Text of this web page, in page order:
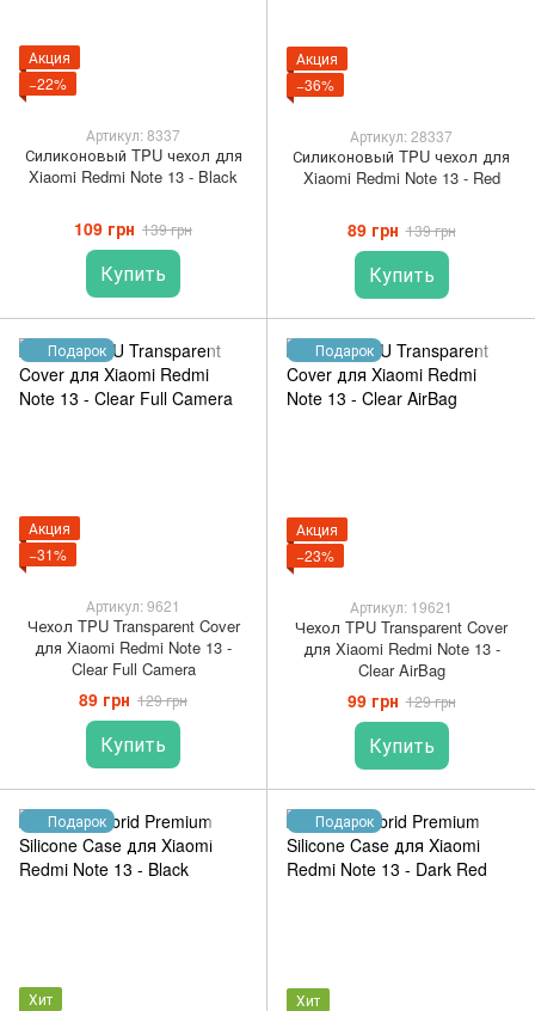
Акция
−22%
Артикул: 8337
Силиконовый TPU чехол для
Xiaomi Redmi Note 13 - Black
109 грн 139 грн
Купить
Акция
−36%
Артикул: 28337
Силиконовый TPU чехол для
Xiaomi Redmi Note 13 - Red
89 грн 139 грн
Купить
Подарок
Акция
−31%
Артикул: 9621
Чехол TPU Transparent Cover
для Xiaomi Redmi Note 13 -
Clear Full Camera
89 грн 129 грн
Купить
Подарок
Акция
−23%
Артикул: 19621
Чехол TPU Transparent Cover
для Xiaomi Redmi Note 13 -
Clear AirBag
99 грн 129 грн
Купить
Подарок
Хит
Подарок
Хит